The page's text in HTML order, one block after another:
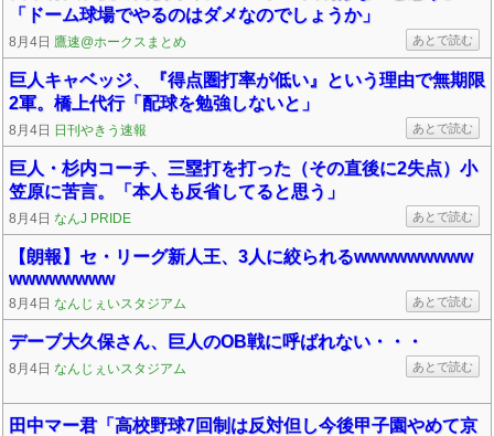
「ドーム球場でやるのはダメなのでしょうか」
8月4日 鷹速@ホークスまとめ あとで読む
巨人キャベッジ、『得点圏打率が低い』という理由で無期限
2軍。橋上代行「配球を勉強しないと」
8月4日 日刊やきう速報 あとで読む
巨人・杉内コーチ、三塁打を打った（その直後に2失点）小
笠原に苦言。「本人も反省してると思う」
8月4日 なんJ PRIDE あとで読む
【朗報】セ・リーグ新人王、3人に絞られるwwwwwwwww
wwwwwwww
8月4日 なんじぇいスタジアム あとで読む
デーブ大久保さん、巨人のOB戦に呼ばれない・・・
8月4日 なんじぇいスタジアム あとで読む
田中マー君「高校野球7回制は反対但し今後甲子園やめて京